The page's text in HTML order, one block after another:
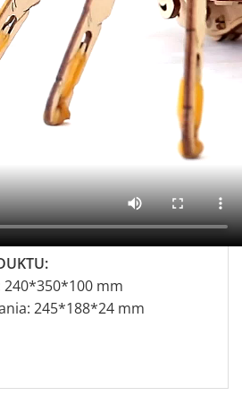
mm
245*188*24 mm